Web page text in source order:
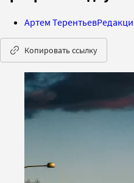
Артем Терентьев
Копировать ссылку